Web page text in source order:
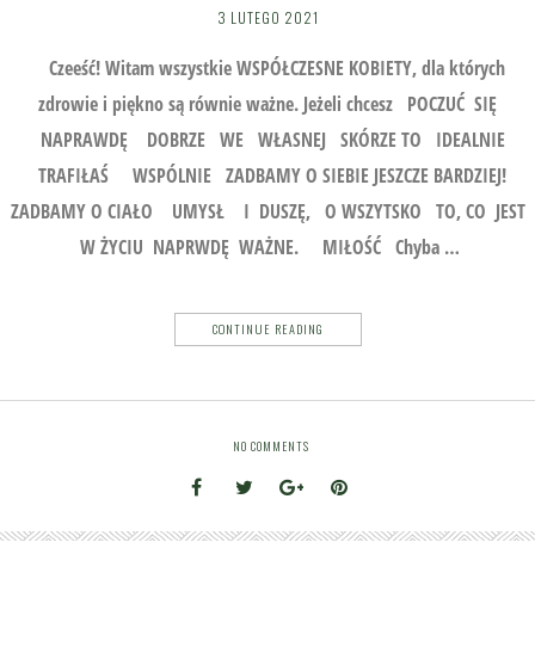
3 LUTEGO 2021
Czeeść! Witam wszystkie WSPÓŁCZESNE KOBIETY, dla których
zdrowie i piękno są równie ważne. Jeżeli chcesz POCZUĆ SIĘ
NAPRAWDĘ DOBRZE WE WŁASNEJ SKÓRZE TO IDEALNIE
TRAFIŁAŚ WSPÓLNIE ZADBAMY O SIEBIE JESZCZE BARDZIEJ!
ZADBAMY O CIAŁO UMYSŁ I DUSZĘ, O WSZYTSKO TO, CO JEST
W ŻYCIU NAPRWDĘ WAŻNE. MIŁOŚĆ Chyba …
CONTINUE READING
NO COMMENTS